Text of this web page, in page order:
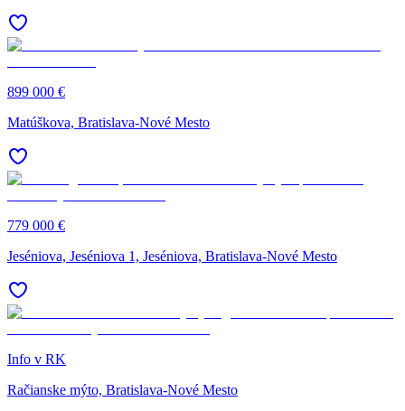
899 000 €
Matúškova, Bratislava-Nové Mesto
779 000 €
Jeséniova, Jeséniova 1, Jeséniova, Bratislava-Nové Mesto
Info v RK
Račianske mýto, Bratislava-Nové Mesto